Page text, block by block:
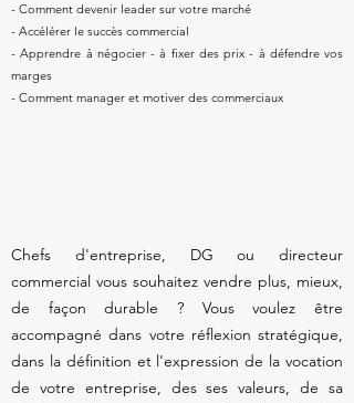
- Comment devenir leader sur votre marché
- Accélérer le succès commercial
- Apprendre à négocier - à fixer des prix - à défendre vos
marges
- Comment manager et motiver des commerciaux
Chefs d'entreprise, DG ou directeur
commercial vous souhaitez vendre plus, mieux,
de façon durable ? Vous voulez être
accompagné dans votre réflexion stratégique,
dans la définition et l'expression de la vocation
de votre entreprise, des ses valeurs, de sa